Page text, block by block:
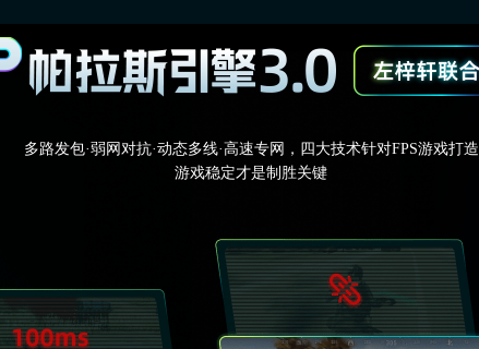
多路发包·弱网对抗·动态多线·高速专网，四大技术针对FPS游戏打造
游戏稳定才是制胜关键